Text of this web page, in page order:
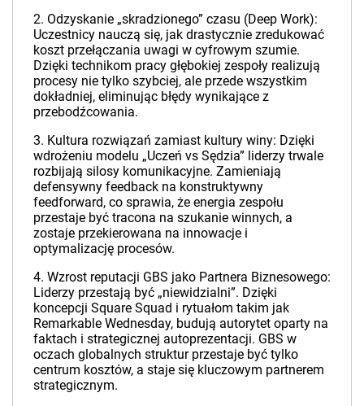
2. Odzyskanie „skradzionego” czasu (Deep Work):
Uczestnicy nauczą się, jak drastycznie zredukować
koszt przełączania uwagi w cyfrowym szumie.
Dzięki technikom pracy głębokiej zespoły realizują
procesy nie tylko szybciej, ale przede wszystkim
dokładniej, eliminując błędy wynikające z
przebodźcowania.
3. Kultura rozwiązań zamiast kultury winy: Dzięki
wdrożeniu modelu „Uczeń vs Sędzia” liderzy trwale
rozbijają silosy komunikacyjne. Zamieniają
defensywny feedback na konstruktywny
feedforward, co sprawia, że energia zespołu
przestaje być tracona na szukanie winnych, a
zostaje przekierowana na innowacje i
optymalizację procesów.
4. Wzrost reputacji GBS jako Partnera Biznesowego:
Liderzy przestają być „niewidzialni”. Dzięki
koncepcji Square Squad i rytuałom takim jak
Remarkable Wednesday, budują autorytet oparty na
faktach i strategicznej autoprezentacji. GBS w
oczach globalnych struktur przestaje być tylko
centrum kosztów, a staje się kluczowym partnerem
strategicznym.